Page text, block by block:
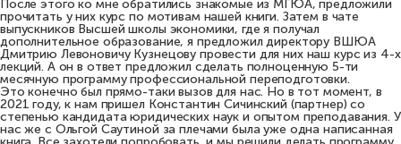
После этого ко мне обратились знакомые из МГЮА, предложили
прочитать у них курс по мотивам нашей книги. Затем в чате
выпускников Высшей школы экономики, где я получал
дополнительное образование, я предложил директору ВШЮА
Дмитрию Левоновичу Кузнецову провести для них наш курс из 4-х
лекций. А он в ответ предложил сделать полноценную 5-ти
месячную программу профессиональной переподготовки.
Это конечно был прямо-таки вызов для нас. Но в тот момент, в
2021 году, к нам пришел Константин Сичинский (партнер) со
степенью кандидата юридических наук и опытом преподавания. У
нас же с Ольгой Саутиной за плечами была уже одна написанная